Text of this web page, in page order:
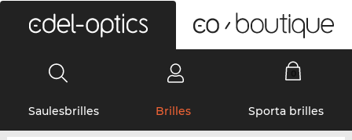
Saulesbrilles Brilles Sporta brilles